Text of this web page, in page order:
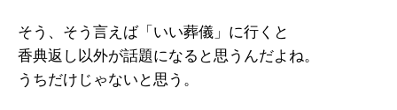
そう、そう言えば「いい葬儀」に行くと
香典返し以外が話題になると思うんだよね。
うちだけじゃないと思う。